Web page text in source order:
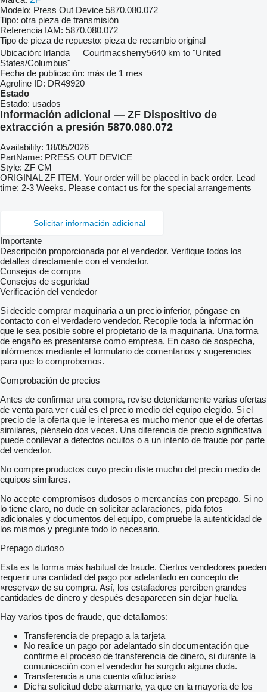
Modelo: Press Out Device 5870.080.072
Tipo: otra pieza de transmisión
Referencia IAM: 5870.080.072
Tipo de pieza de repuesto: pieza de recambio original
Ubicación: Irlanda Courtmacsherry5640 km to "United
States/Columbus"
Fecha de publicación: más de 1 mes
Agroline ID: DR49920
Estado
Estado: usados
Información adicional — ZF Dispositivo de
extracción a presión 5870.080.072
Availability: 18/05/2026
PartName: PRESS OUT DEVICE
Style: ZF CM
ORIGINAL ZF ITEM. Your order will be placed in back order. Lead
time: 2-3 Weeks. Please contact us for the special arrangements
Solicitar información adicional
Importante
Descripción proporcionada por el vendedor. Verifique todos los
detalles directamente con el vendedor.
Consejos de compra
Consejos de seguridad
Verificación del vendedor
Si decide comprar maquinaria a un precio inferior, póngase en
contacto con el verdadero vendedor. Recopile toda la información
que le sea posible sobre el propietario de la maquinaria. Una forma
de engaño es presentarse como empresa. En caso de sospecha,
infórmenos mediante el formulario de comentarios y sugerencias
para que lo comprobemos.
Comprobación de precios
Antes de confirmar una compra, revise detenidamente varias ofertas
de venta para ver cuál es el precio medio del equipo elegido. Si el
precio de la oferta que le interesa es mucho menor que el de ofertas
similares, piénselo dos veces. Una diferencia de precio significativa
puede conllevar a defectos ocultos o a un intento de fraude por parte
del vendedor.
No compre productos cuyo precio diste mucho del precio medio de
equipos similares.
No acepte compromisos dudosos o mercancías con prepago. Si no
lo tiene claro, no dude en solicitar aclaraciones, pida fotos
adicionales y documentos del equipo, compruebe la autenticidad de
los mismos y pregunte todo lo necesario.
Prepago dudoso
Esta es la forma más habitual de fraude. Ciertos vendedores pueden
requerir una cantidad del pago por adelantado en concepto de
«reserva» de su compra. Así, los estafadores perciben grandes
cantidades de dinero y después desaparecen sin dejar huella.
Hay varios tipos de fraude, que detallamos:
Transferencia de prepago a la tarjeta
No realice un pago por adelantado sin documentación que
confirme el proceso de transferencia de dinero, si durante la
comunicación con el vendedor ha surgido alguna duda.
Transferencia a una cuenta «fiduciaria»
Dicha solicitud debe alarmarle, ya que en la mayoría de los